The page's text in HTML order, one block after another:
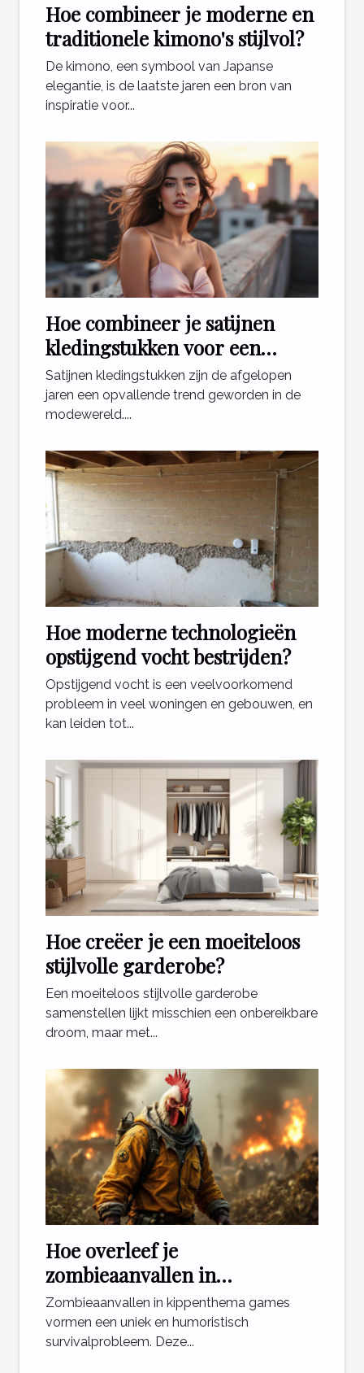
Hoe combineer je moderne en
traditionele kimono's stijlvol?
De kimono, een symbool van Japanse
elegantie, is de laatste jaren een bron van
inspiratie voor...
Hoe combineer je satijnen
kledingstukken voor een
stijlvolle look?
Satijnen kledingstukken zijn de afgelopen
jaren een opvallende trend geworden in de
modewereld....
Hoe moderne technologieën
opstijgend vocht bestrijden?
Opstijgend vocht is een veelvoorkomend
probleem in veel woningen en gebouwen, en
kan leiden tot...
Hoe creëer je een moeiteloos
stijlvolle garderobe?
Een moeiteloos stijlvolle garderobe
samenstellen lijkt misschien een onbereikbare
droom, maar met...
Hoe overleef je
zombieaanvallen in
kippenthema games?
Zombieaanvallen in kippenthema games
vormen een uniek en humoristisch
survivalprobleem. Deze...